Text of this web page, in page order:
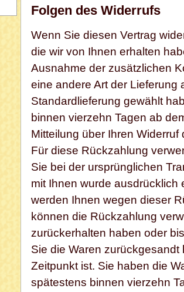
Folgen des Widerrufs
Wenn Sie diesen Vertrag
die wir von Ihnen erhalten
Ausnahme der zusätzlichen
eine andere Art der
Standardlieferung gewählt
binnen vierzehn Tagen ab
Mitteilung über Ihren
Für diese Rückzahlung
Sie bei der ursprünglichen
mit Ihnen wurde ausdrücklich
werden Ihnen wegen dieser
können die Rückzahlung
zurückerhalten haben oder
Sie die Waren
Zeitpunkt ist. Sie haben die
spätestens binnen vierzehn